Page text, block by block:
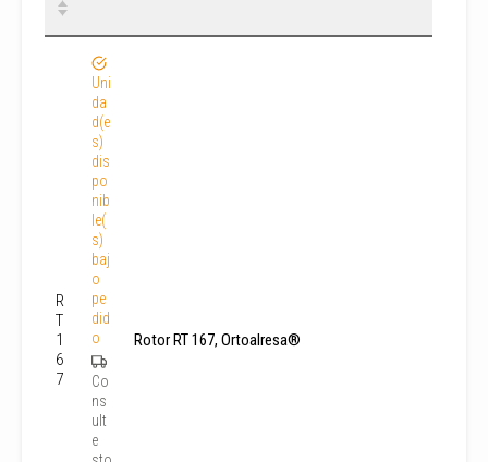
R
T
1
6
7
Uni
da
d(e
s)
dis
po
nib
le(
s)
baj
o
pe
did
o
Co
ns
ult
e
Rotor RT 167, Ortoalresa®